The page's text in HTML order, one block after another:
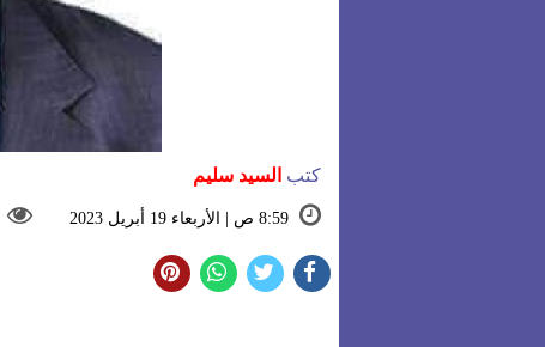
كتب السيد سليم
8:59 ص | الأربعاء 19 أبريل 2023